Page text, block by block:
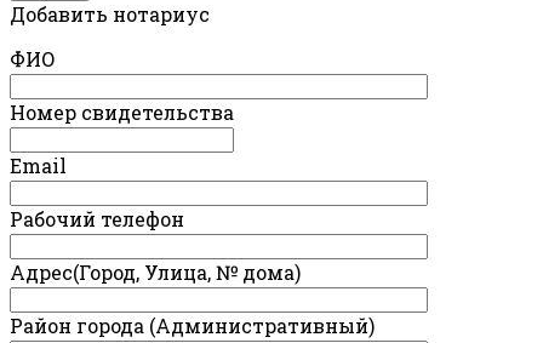
Добавить нотариус
ФИО
Номер свидетельства
Email
Рабочий телефон
Адрес(Город, Улица, № дома)
Район города (Административный)